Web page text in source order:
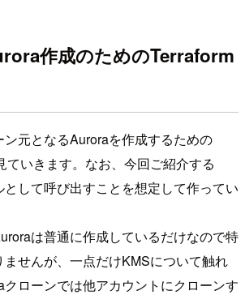
作成のためのTerraform
元となるAuroraを作成するための
ていきます。なお、今回ご紹介する
して呼び出すことを想定して作ってい
は普通に作成しているだけなので特
ませんが、一点だけKMSについて触れ
ローンでは他アカウントにクローンす